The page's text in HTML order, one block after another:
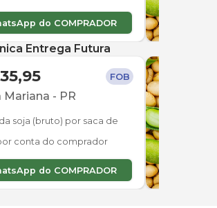
do COMPRADOR
Entrega Futura
FOB
Mariana - PR
soja (bruto) por saca de
conta do comprador
do COMPRADOR